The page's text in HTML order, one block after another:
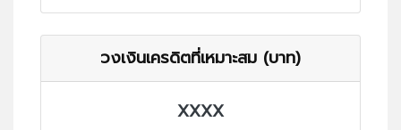
วงเงินเครดิตที่เหมาะสม (บาท)
XXXX